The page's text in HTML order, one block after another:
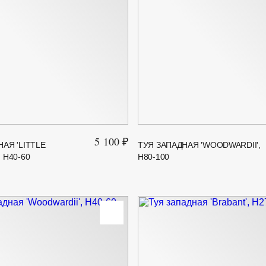
'LITTLE
H40-60
5 100 ₽
ТУЯ ЗАПАДНАЯ 'WOODWARDII',
H80-100